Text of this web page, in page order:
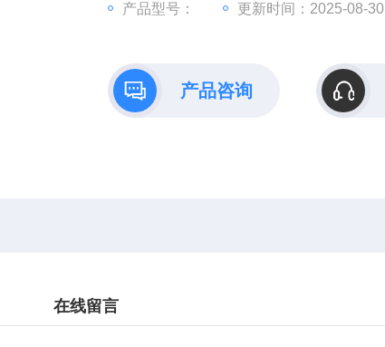
产品型号： 更新时间：2025-08-30
产品咨询
在线留言